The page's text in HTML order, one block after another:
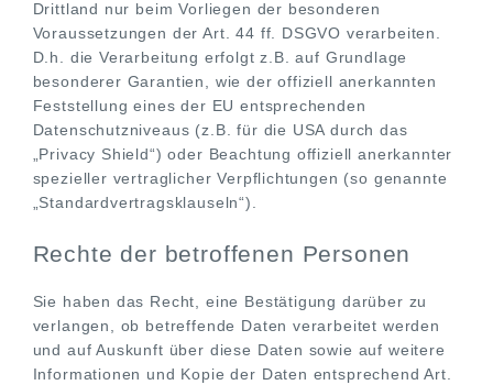
Drittland nur beim Vorliegen der besonderen
Voraussetzungen der Art. 44 ff. DSGVO verarbeiten.
D.h. die Verarbeitung erfolgt z.B. auf Grundlage
besonderer Garantien, wie der offiziell anerkannten
Feststellung eines der EU entsprechenden
Datenschutzniveaus (z.B. für die USA durch das
„Privacy Shield“) oder Beachtung offiziell anerkannter
spezieller vertraglicher Verpflichtungen (so genannte
„Standardvertragsklauseln“).
Rechte der betroffenen Personen
Sie haben das Recht, eine Bestätigung darüber zu
verlangen, ob betreffende Daten verarbeitet werden
und auf Auskunft über diese Daten sowie auf weitere
Informationen und Kopie der Daten entsprechend Art.